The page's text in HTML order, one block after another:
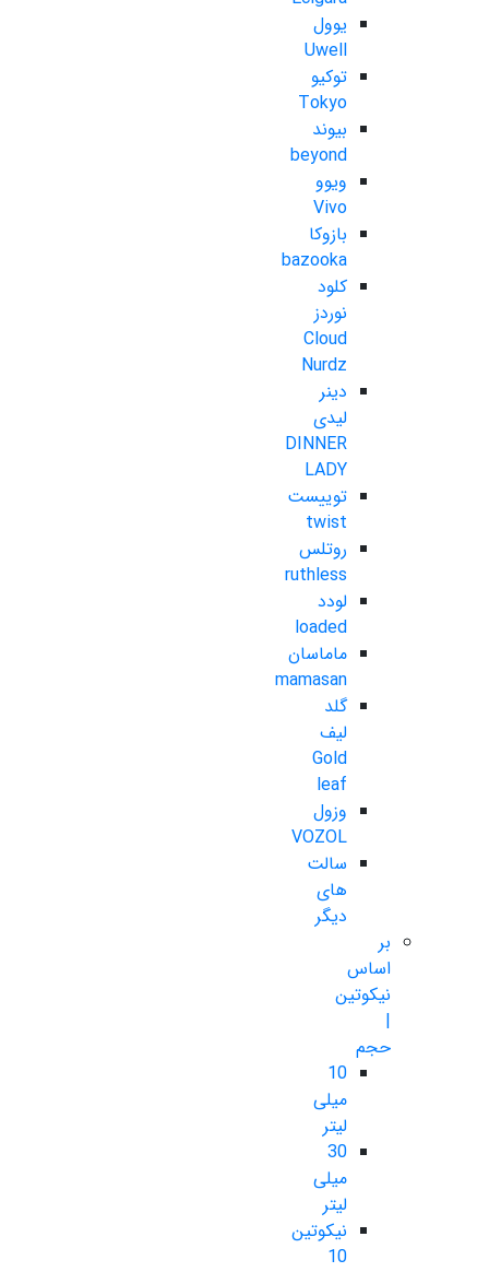
یوول
Uwell
توکیو
Tokyo
بیوند
beyond
ویوو
Vivo
بازوکا
bazooka
کلود
نوردز
Cloud
Nurdz
دینر
لیدی
DINNER
LADY
توییست
twist
روتلس
ruthless
لودد
loaded
ماماسان
mamasan
گلد
لیف
Gold
leaf
وزول
VOZOL
سالت
های
دیگر
بر
اساس
نیکوتین
|
حجم
10
میلی
لیتر
30
میلی
لیتر
نیکوتین
10